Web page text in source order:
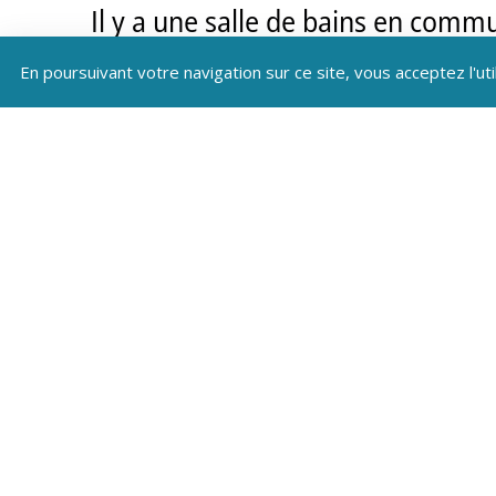
Il y a une salle de bains en
grande pièce de vie salle à
En poursuivant votre navigation sur ce site, vous acceptez